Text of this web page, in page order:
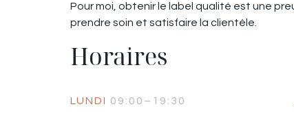
Pour moi, obtenir le label qualité est une
prendre soin et satisfaire la clientèle.
Horaires
LUNDI 09:00–19:30